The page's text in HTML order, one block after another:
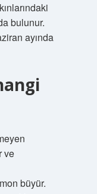
bulunur.
ayında
ve
büyür.